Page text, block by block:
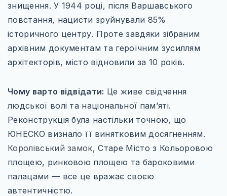
знищення. У 1944 році, після Варшавського
повстання, нацисти зруйнували 85%
історичного центру. Проте завдяки зібраним
архівним документам та героїчним зусиллям
архітекторів, місто відновили за 10 років.
Чому варто відвідати: Це живе свідчення
людської волі та національної пам’яті.
Реконструкція була настільки точною, що
ЮНЕСКО визнало її винятковим досягненням.
Королівський замок, Старе Місто з Кольоровою
площею, ринковою площею та бароковими
палацами — все це вражає своєю
автентичністю.